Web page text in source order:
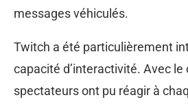
messages véhiculés.
Twitch a été particulièrement
capacité d’interactivité. Avec le
spectateurs ont pu réagir à